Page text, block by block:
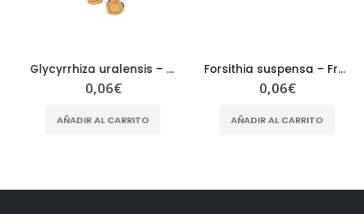
Glycyrrhiza uralensis – Radix Glycyrrhizae – GAN CAO
0,06€
AÑADIR AL CARRITO
Forsithia suspensa – Fructus Forsithiae – LIAN QIAO
0,06€
AÑADIR AL CARRITO